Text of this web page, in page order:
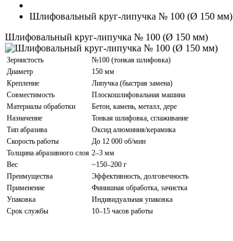
Шлифовальный круг-липучка № 100 (Ø 150 мм)
Шлифовальный круг-липучка № 100 (Ø 150 мм)
Зернистость
№100 (тонкая шлифовка)
Диаметр
150 мм
Крепление
Липучка (быстрая замена)
Совместимость
Плоскошлифовальная машина
Материалы обработки
Бетон, камень, металл, дере
Назначение
Тонкая шлифовка, сглаживание
Тип абразива
Оксид алюминия/керамика
Скорость работы
До 12 000 об/мин
Толщина абразивного слоя 2–3 мм
Вес
~150–200 г
Преимущества
Эффективность, долговечность
Применение
Финишная обработка, зачистка
Упаковка
Индивидуальная упаковка
Срок службы
10–15 часов работы